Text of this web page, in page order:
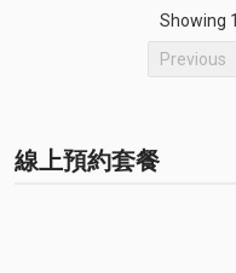
Showing
Previous
線上預約套餐